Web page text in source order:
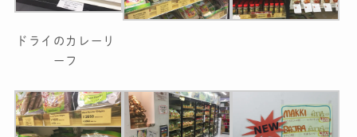
ドライのカレーリ
ーフ